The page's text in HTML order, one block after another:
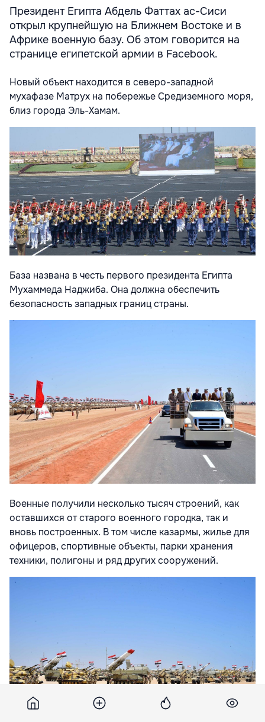
Президент Египта Абдель Фаттах ас-Сиси
открыл крупнейшую на Ближнем Востоке и в
Африке военную базу. Об этом говорится на
странице египетской армии в Facebook.
Новый объект находится в северо-западной
мухафазе Матрух на побережье Средиземного моря,
близ города Эль-Хамам.
База названа в честь первого президента Египта
Мухаммеда Наджиба. Она должна обеспечить
безопасность западных границ страны.
Военные получили несколько тысяч строений, как
оставшихся от старого военного городка, так и
вновь построенных. В том числе казармы, жилье для
офицеров, спортивные объекты, парки хранения
техники, полигоны и ряд других сооружений.